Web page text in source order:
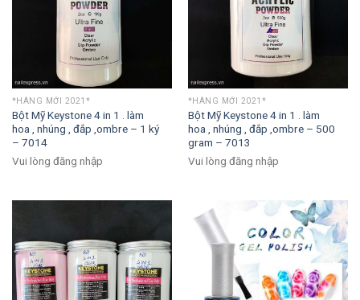
*HÀNG MỚI 2021*
Bột Mỹ Keystone 4 in 1 . làm
hoa , nhúng , đắp ,ombre – 1 ký
– 7014
Vui lòng đăng nhập
*HÀNG MỚI 2021*
Bột Mỹ Keystone 4 in 1 . làm
hoa , nhúng , đắp ,ombre – 500
gram – 7013
Vui lòng đăng nhập